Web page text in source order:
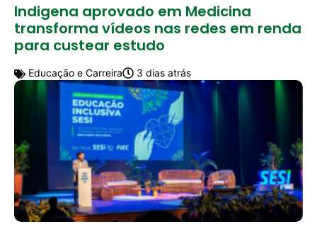
Indigena aprovado em Medicina
transforma vídeos nas redes em renda
para custear estudo
Educação e Carreira 3 dias atrás